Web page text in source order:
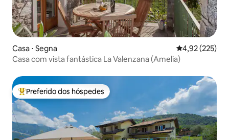
Casa ⋅ Segna 4,92 de uma
4,92 (225)
Casa com vista fantástica La Valenzana (Amelia)
Entre os melhores preferidos dos hóspedes
Preferido dos hóspedes